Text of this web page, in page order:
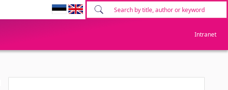
Intranet